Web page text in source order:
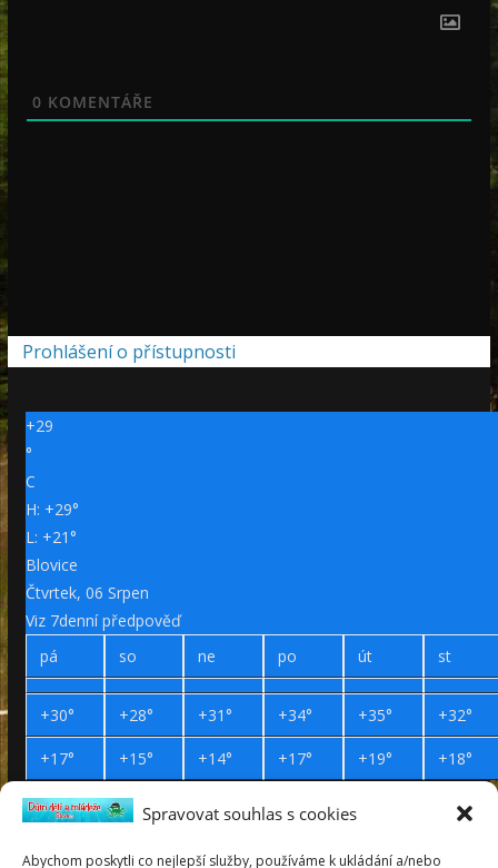
Spravovat souhlas s cookies
Abychom poskytli co nejlepší služby, používáme k ukládání a/nebo
0 KOMENTÁŘE
Prohlášení o přístupnosti
+29
°
C
H: +29°
L: +21°
Blovice
Čtvrtek, 06 Srpen
Viz 7denní předpověď
pá
so ne po út st
+30° +28° +31° +34° +35° +32°
+17° +15° +14° +17° +19° +18°
Prohlášení o přístupnosti